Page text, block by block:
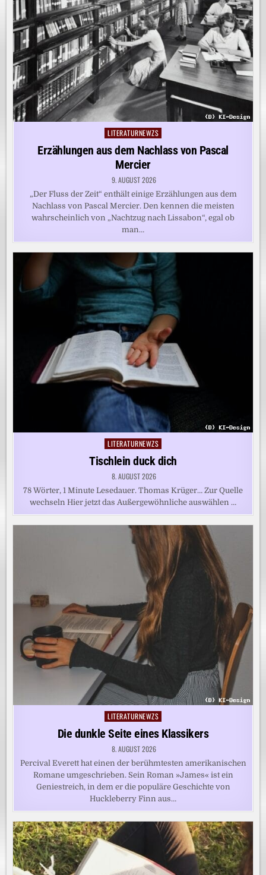
Posted
LITERATURNEWZS
Erzählungen aus dem Nachlass von Pascal
Mercier
9. AUGUST 2026
„Der Fluss der Zeit“ enthält einige Erzählungen aus dem
Nachlass von Pascal Mercier. Den kennen die meisten
wahrscheinlich von „Nachtzug nach Lissabon“, egal ob
man…
Posted
in
LITERATURNEWZS
Tischlein duck dich
8. AUGUST 2026
78 Wörter, 1 Minute Lesedauer. Thomas Krüger… Zur Quelle
wechseln Hier jetzt das Außergewöhnliche auswählen …
Posted
in
LITERATURNEWZS
Die dunkle Seite eines Klassikers
8. AUGUST 2026
Percival Everett hat einen der berühmtesten amerikanischen
Romane umgeschrieben. Sein Roman »James« ist ein
Geniestreich, in dem er die populäre Geschichte von
Huckleberry Finn aus…